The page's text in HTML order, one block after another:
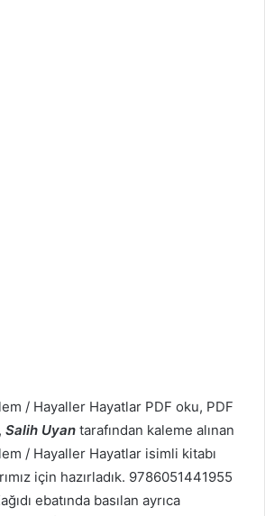
/ Hayaller Hayatlar PDF oku, PDF
Salih Uyan tarafından kaleme alınan
/ Hayaller Hayatlar isimli kitabı
için hazırladık. 9786051441955
ebatında basılan ayrıca